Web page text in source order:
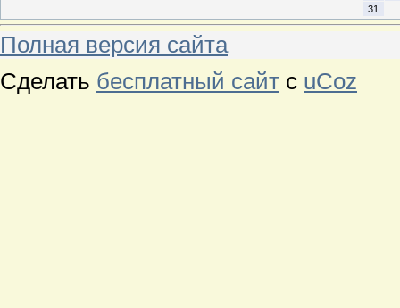
31
Полная версия сайта
Сделать бесплатный сайт с uCoz